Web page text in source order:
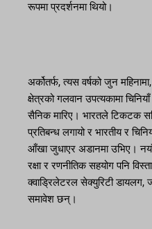
रूपमा प्रदर्शनमा थियो।
अर्कोतर्फ, त्यस वर्षको जुन
क्षेत्रको गलवान उपत्यकामा
सैनिक मारिए। भारतले टिकटक
प्रतिबन्ध लगायो र भारतीय र
आँखा जुधाएर अडानमा उभिए।
रक्षा र रणनीतिक सहयोग पनि
क्वाड्रिलेटरल सेक्युरिटी डायलग,
समावेश छन्।